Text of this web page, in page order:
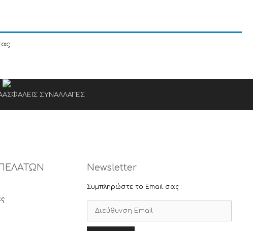
ΑΣΦΑΛΕΙΣ ΣΥΝΑΛΛΑΓΕΣ
Newsletter
Συμπληρώστε το Email σας :